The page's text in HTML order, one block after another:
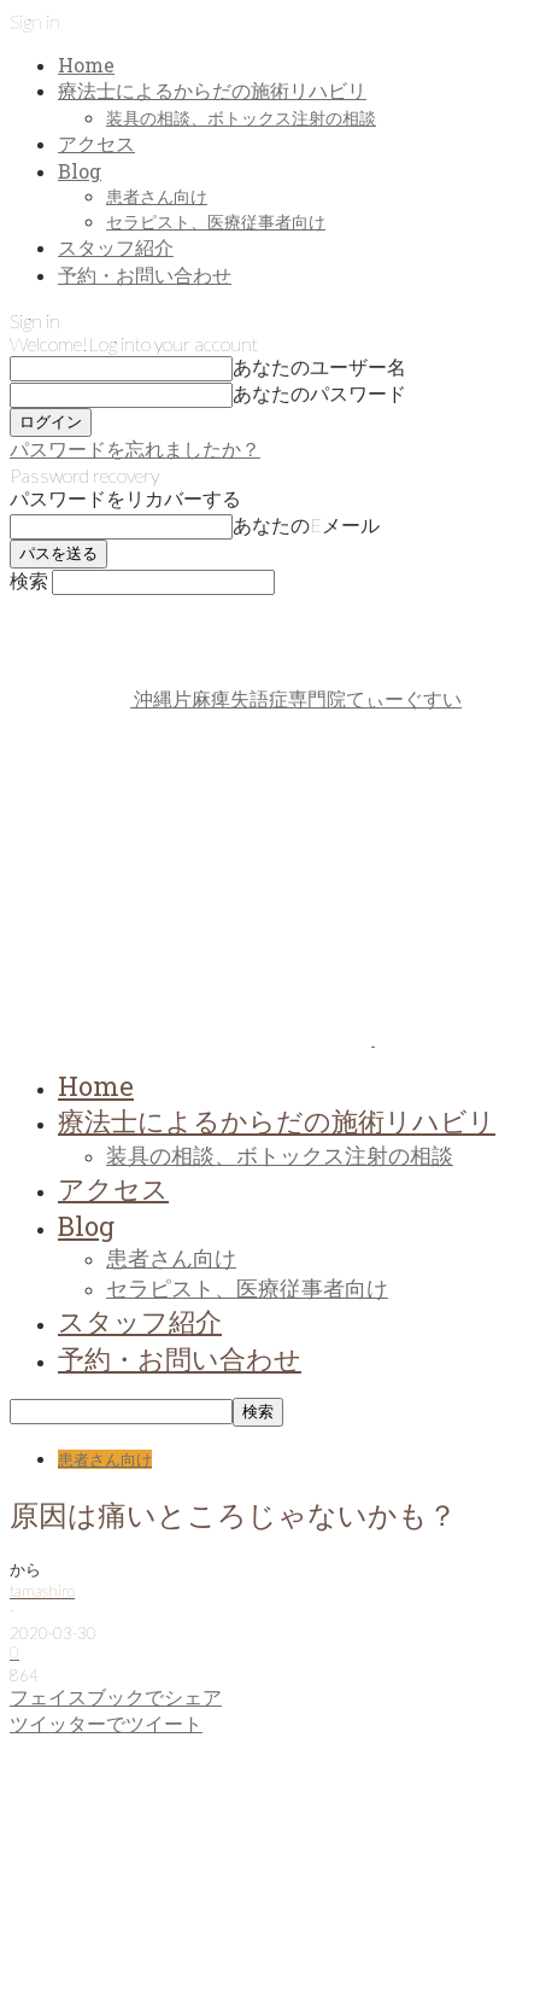
Sign in
Home
療法士によるからだの施術リハビリ
装具の相談、ボトックス注射の相談
アクセス
Blog
患者さん向け
セラピスト、医療従事者向け
スタッフ紹介
予約・お問い合わせ
Sign in
Welcome! Log into your account
あなたのユーザー名
あなたのパスワード
パスワードを忘れましたか？
Password recovery
パスワードをリカバーする
あなたのEメール
検索
沖縄片麻痺失語症専門院てぃーぐすい
Home
療法士によるからだの施術リハビリ
装具の相談、ボトックス注射の相談
アクセス
Blog
患者さん向け
セラピスト、医療従事者向け
スタッフ紹介
予約・お問い合わせ
患者さん向け
原因は痛いところじゃないかも？
から
tamashiro
-
2020-03-30
0
864
フェイスブックでシェア
ツイッターでツイート